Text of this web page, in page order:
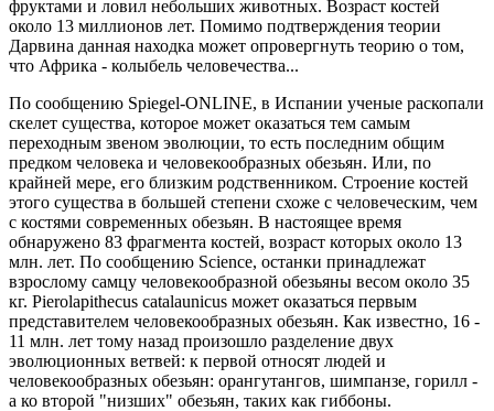
фруктами и ловил небольших животных. Возраст костей
около 13 миллионов лет. Помимо подтверждения теории
Дарвина данная находка может опровергнуть теорию о том,
что Африка - колыбель человечества...
По сообщению Spiegel-ONLINE, в Испании ученые раскопали
скелет существа, которое может оказаться тем самым
переходным звеном эволюции, то есть последним общим
предком человека и человекообразных обезьян. Или, по
крайней мере, его близким родственником. Строение костей
этого существа в большей степени схоже с человеческим, чем
с костями современных обезьян. В настоящее время
обнаружено 83 фрагмента костей, возраст которых около 13
млн. лет. По сообщению Science, останки принадлежат
взрослому самцу человекообразной обезьяны весом около 35
кг. Pierolapithecus catalaunicus может оказаться первым
представителем человекообразных обезьян. Как известно, 16 -
11 млн. лет тому назад произошло разделение двух
эволюционных ветвей: к первой относят людей и
человекообразных обезьян: орангутангов, шимпанзе, горилл -
а ко второй "низших" обезьян, таких как гиббоны.